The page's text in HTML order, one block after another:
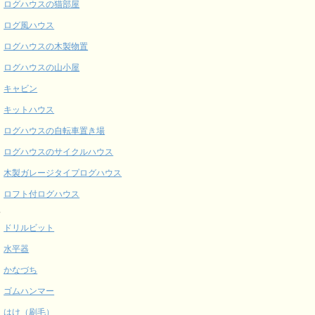
ログハウスの猫部屋
ログ風ハウス
ログハウスの木製物置
ログハウスの山小屋
キャビン
キットハウス
ログハウスの自転車置き場
ログハウスのサイクルハウス
木製ガレージタイプログハウス
ロフト付ログハウス
ドリルビット
水平器
かなづち
ゴムハンマー
はけ（刷毛）